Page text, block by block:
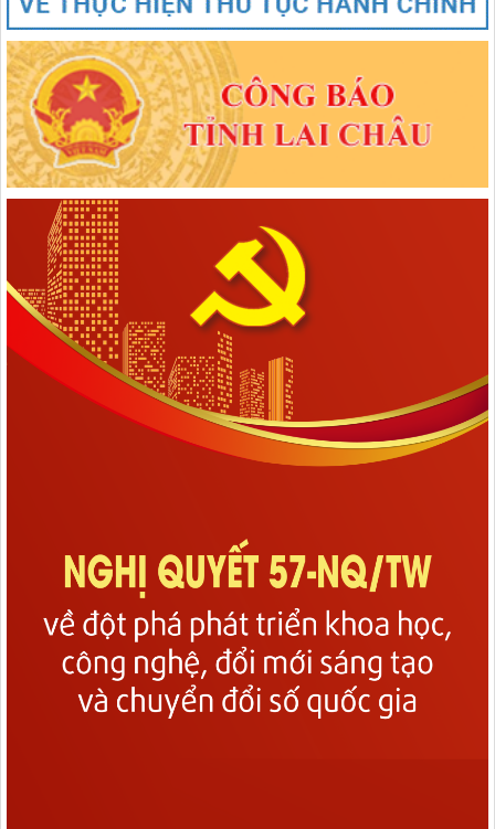
QUỐC HỘI: Về việc sắp xếp các đơn vị hành chính cấp xã của tỉnh
Lai Châu năm 2025
lượt xem: 72 | lượt tải:49